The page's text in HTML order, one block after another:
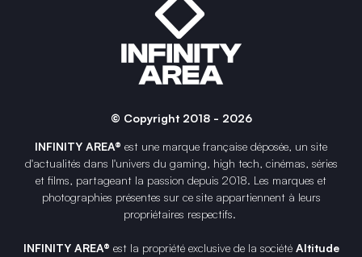
© Copyright 2018 - 2026
INFINITY AREA® est une marque française déposée, un site
d'actualités dans l'univers du gaming, high tech, cinémas, séries
et films, partageant la passion depuis 2018. Les marques et
photographies présentes sur ce site appartiennent à leurs
propriétaires respectifs.
INFINITY AREA® est la propriété exclusive de la société Altitude